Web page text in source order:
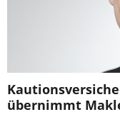
übernimmt